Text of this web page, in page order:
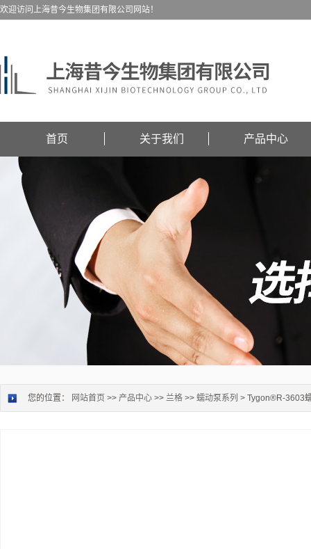
欢迎访问上海昔今生物集团有限公司网站！
首页 关于我们 产品中心
您的位置： 网站首页 >> 产品中心 >> 兰格 >> 蠕动泵系列 > Tygon®R-3603